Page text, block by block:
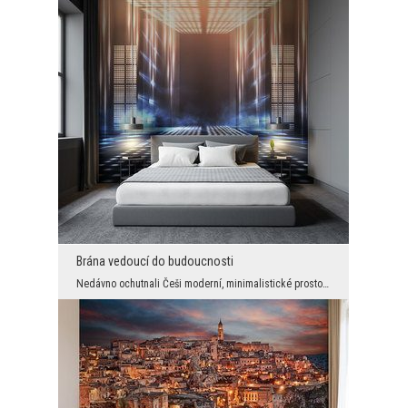
Brána vedoucí do budoucnosti
Nedávno ochutnali Češi moderní, minimalistické prostory vybavené velkou dávkou jednoduchosti. Sto...